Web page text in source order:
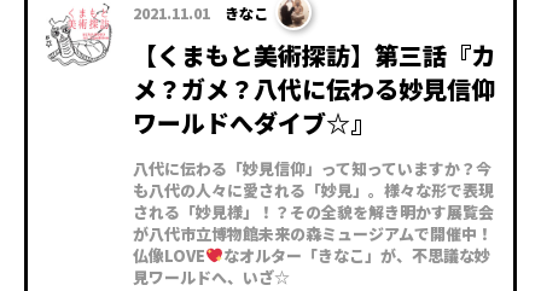
2021.11.01 きなこ
【くまもと美術探訪】第三話『カ
メ？ガメ？八代に伝わる妙見信仰
ワールドへダイブ☆』
八代に伝わる「妙見信仰」って知っていますか？今
も八代の人々に愛される「妙見」。様々な形で表現
される「妙見様」！？その全貌を解き明かす展覧会
が八代市立博物館未来の森ミュージアムで開催中！
仏像LOVE
なオルター「きなこ」が、不思議な妙
見ワールドへ、いざ☆